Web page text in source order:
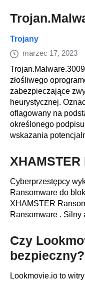
Trojany
marzec 17, 2023
złośliwego
zabezpieczające
heurystycznej.
oflagowany na
określonego
wskazania
Cyberprzestępcy
Ransomware do
XHAMSTER
Ransomware . Silny
Czy
bezpieczny?
Lookmovie.io to